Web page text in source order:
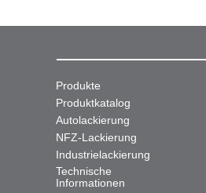
Produkte
Produktkatalog
Autolackierung
NFZ-Lackierung
Industrielackierung
Technische
Informationen